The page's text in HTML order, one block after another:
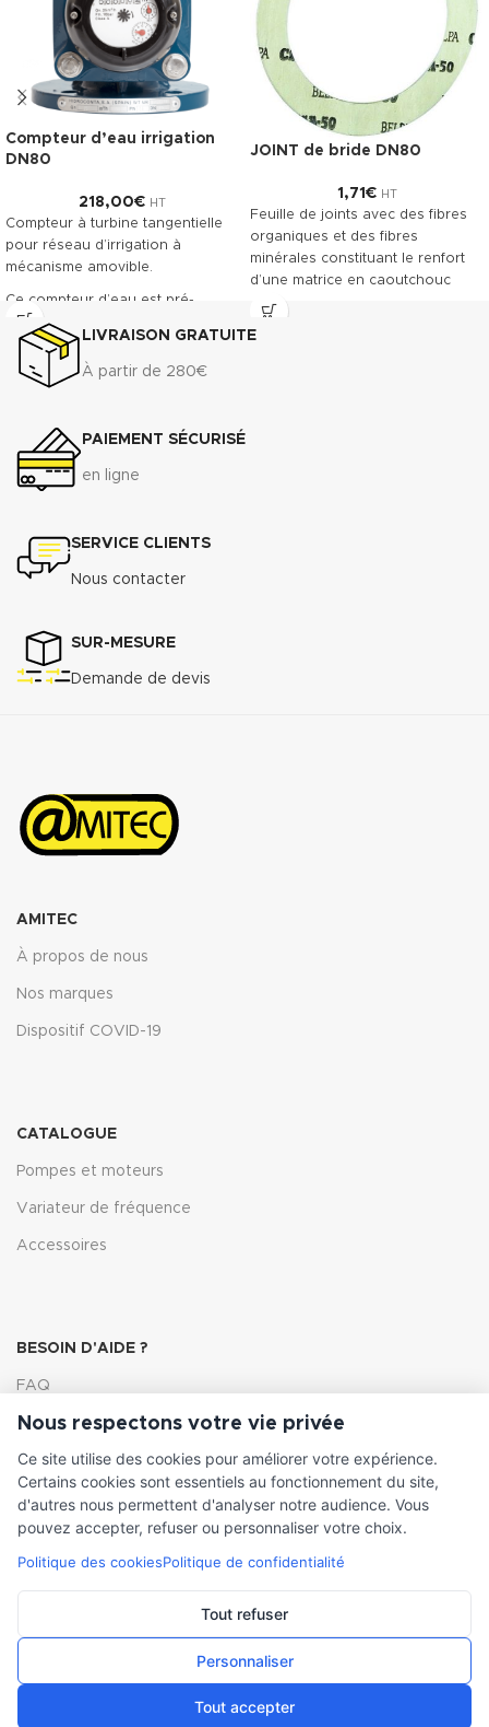
Compteur d’eau irrigation
DN80
218,00€ HT
Compteur à turbine tangentielle
pour réseau d’irrigation à
mécanisme amovible.
Ce compteur d’eau est pré-
équipé pour recevoir la pose
d’un émetteur à impulsions.
Classe métrologique A. Corps en
fonte revêtu, offrant une grande
Raccordement à brides du DN 50
au DN 300
JOINT de bride DN80
1,71 € HT
Feuille de joints avec des fibres
organiques et des fibres
minérales constituant le renfort
d’une matrice en caoutchouc
NBR. Le TECNIFIBRE80 possède
LIVRAISON GRATUITE
À partir de 280€
PAIEMENT SÉCURISÉ
en ligne
SERVICE CLIENTS
Nous contacter
SUR-MESURE
Demande de devis
AMITEC
À propos de nous
Nos marques
Dispositif COVID-19
CATALOGUE
Pompes et moteurs
Variateur de fréquence
Accessoires
BESOIN D'AIDE ?
FAQ
Lexique
Comment choisir ma pompe
INFORMATIONS LÉGALES
Mentions légales
Nous respectons votre vie privée
Ce site utilise des cookies pour améliorer votre expérience.
Certains cookies sont essentiels au fonctionnement du site,
d'autres nous permettent d'analyser notre audience. Vous
pouvez accepter, refuser ou personnaliser votre choix.
Politique des cookiesPolitique de confidentialité
Tout refuser
Personnaliser
Tout accepter